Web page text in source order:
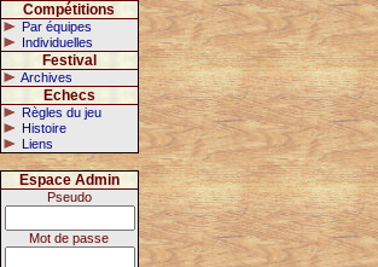
Compétitions
Par équipes
Individuelles
Festival
Archives
Echecs
Règles du jeu
Histoire
Liens
Espace Admin
Pseudo
Mot de passe